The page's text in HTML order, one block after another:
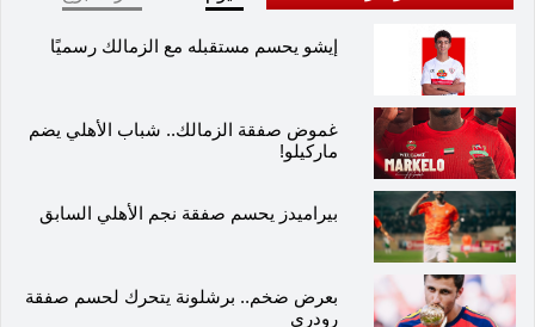
إيشو يحسم مستقبله مع الزمالك رسميًا
غموض صفقة الزمالك.. شباب الأهلي يضم
ماركيلو!
بيراميدز يحسم صفقة نجم الأهلي السابق
بعرض ضخم.. برشلونة يتحرك لحسم صفقة
رودري